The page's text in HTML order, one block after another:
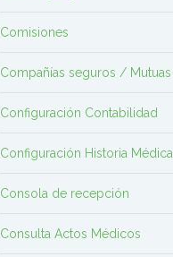
Comisiones
Compañías seguros / Mutuas
Configuración Contabilidad
Configuración Historia Médica
Consola de recepción
Consulta Actos Médicos